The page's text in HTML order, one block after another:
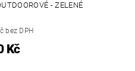
- ZELENÉ
bez DPH
Kč